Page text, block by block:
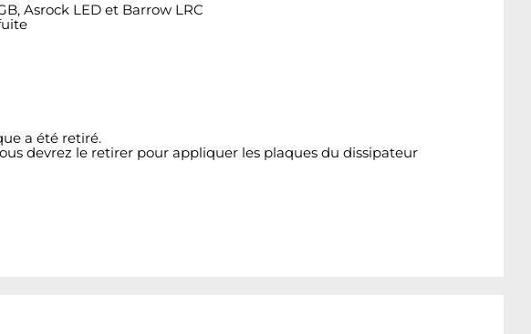
Asrock LED et Barrow LRC
a été retiré.
devrez le retirer pour appliquer les plaques du dissipateur